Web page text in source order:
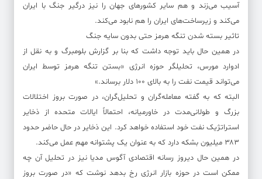
آسیب می‌زند و هم سایر کشور‌های جهان را نیز درگیر جنگ با ایران
می‌کند و زیرساخت‌های ایران را هم نابود می‌کند.
تاثیر بسته شدن تنگه هرمز حتی بدون سایه جنگ
در همین حال باید توجه داشت که بنا بر گزارش بلومبرگ و به نقل از
ادوارد مورس، تحلیلگر حوزه انرژی «بستن تنگه هرمز توسط ایران
می‌تواند قیمت نفت را به بالای ۱۰۰ دلار برساند.»
البته که به گفته معامله‌گران و تحلیل‌گران، در صورت بروز اختلالات
بزرگ و طولانی‌مدت در خاورمیانه، احتمالاً ایالات متحده از ذخایر
استراتژیک نفت خود استفاده خواهد کرد. این ذخایر در حال حاضر حدود
۳۸۳ میلیون بشکه دارد که به عنوان یک پشتوانه مهم عمل می‌کند.
در همین حال دیروز رسانه اقتصادی آگوس مدیا نیز در تحلیل آن چه
ممکن است در حوزه بازار انرژی رخ بدهد نوشت که «در صورت بروز